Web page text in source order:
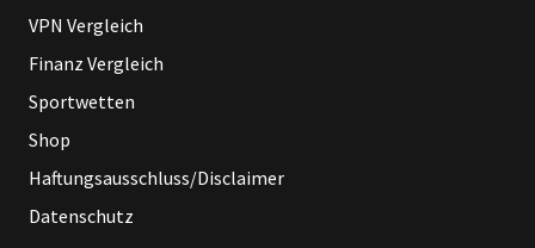
VPN Vergleich
Finanz Vergleich
Sportwetten
Shop
Haftungsausschluss/Disclaimer
Datenschutz